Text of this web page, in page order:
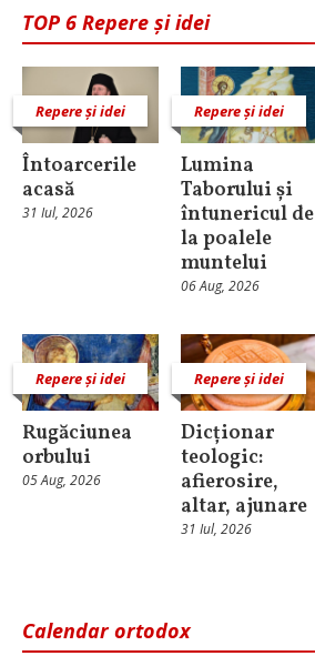
TOP 6 Repere și idei
Repere și idei
Întoarcerile
acasă
31 Iul, 2026
Repere și idei
Lumina
Taborului și
întunericul de
la poalele
muntelui
06 Aug, 2026
Repere și idei
Rugăciunea
orbului
05 Aug, 2026
Repere și idei
Dicționar
teologic:
afierosire,
altar, ajunare
31 Iul, 2026
Calendar ortodox